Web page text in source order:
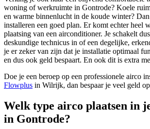
woning of werkruimte in Gontrode? Koele
en warme binnenlucht in de koude winter? Dan
installeren een goed plan. Er komt echter heel
plaatsing van een airconditioner. Je schakelt
deskundige technicus in of een degelijke,
je er zeker van zijn dat je installatie optimaal
en dus ook geld bespaart. En ook dit is extra
Doe je een beroep op een professionele airco
Flowplus in Wilrijk, dan bespaar je veel geld
Welk type airco plaatsen in
in Gontrode?